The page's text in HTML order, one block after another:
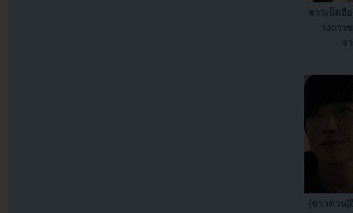
ชาวเน็ตฮื
วงการ
จ
[ข่าวด่วน]